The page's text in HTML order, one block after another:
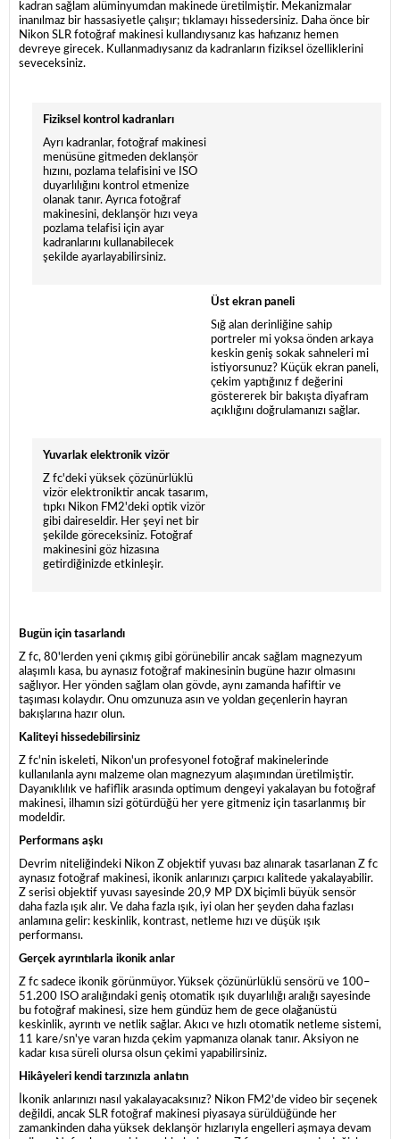
kadran sağlam alüminyumdan makinede üretilmiştir. Mekanizmalar
inanılmaz bir hassasiyetle çalışır; tıklamayı hissedersiniz. Daha önce bir
Nikon SLR fotoğraf makinesi kullandıysanız kas hafızanız hemen
devreye girecek. Kullanmadıysanız da kadranların fiziksel özelliklerini
seveceksiniz.
Fiziksel kontrol kadranları
Ayrı kadranlar, fotoğraf makinesi
menüsüne gitmeden deklanşör
hızını, pozlama telafisini ve ISO
duyarlılığını kontrol etmenize
olanak tanır. Ayrıca fotoğraf
makinesini, deklanşör hızı veya
pozlama telafisi için ayar
kadranlarını kullanabilecek
şekilde ayarlayabilirsiniz.
Üst ekran paneli
Sığ alan derinliğine sahip
portreler mi yoksa önden arkaya
keskin geniş sokak sahneleri mi
istiyorsunuz? Küçük ekran paneli,
çekim yaptığınız f değerini
göstererek bir bakışta diyafram
açıklığını doğrulamanızı sağlar.
Yuvarlak elektronik vizör
Z fc'deki yüksek çözünürlüklü
vizör elektroniktir ancak tasarım,
tıpkı Nikon FM2'deki optik vizör
gibi daireseldir. Her şeyi net bir
şekilde göreceksiniz. Fotoğraf
makinesini göz hizasına
getirdiğinizde etkinleşir.
Bugün için tasarlandı
Z fc, 80'lerden yeni çıkmış gibi görünebilir ancak sağlam magnezyum
alaşımlı kasa, bu aynasız fotoğraf makinesinin bugüne hazır olmasını
sağlıyor. Her yönden sağlam olan gövde, aynı zamanda hafiftir ve
taşıması kolaydır. Onu omzunuza asın ve yoldan geçenlerin hayran
bakışlarına hazır olun.
Kaliteyi hissedebilirsiniz
Z fc'nin iskeleti, Nikon'un profesyonel fotoğraf makinelerinde
kullanılanla aynı malzeme olan magnezyum alaşımından üretilmiştir.
Dayanıklılık ve hafiflik arasında optimum dengeyi yakalayan bu fotoğraf
makinesi, ilhamın sizi götürdüğü her yere gitmeniz için tasarlanmış bir
modeldir.
Performans aşkı
Devrim niteliğindeki Nikon Z objektif yuvası baz alınarak tasarlanan Z fc
aynasız fotoğraf makinesi, ikonik anlarınızı çarpıcı kalitede yakalayabilir.
Z serisi objektif yuvası sayesinde 20,9 MP DX biçimli büyük sensör
daha fazla ışık alır. Ve daha fazla ışık, iyi olan her şeyden daha fazlası
anlamına gelir: keskinlik, kontrast, netleme hızı ve düşük ışık
performansı.
Gerçek ayrıntılarla ikonik anlar
Z fc sadece ikonik görünmüyor. Yüksek çözünürlüklü sensörü ve 100–
51.200 ISO aralığındaki geniş otomatik ışık duyarlılığı aralığı sayesinde
bu fotoğraf makinesi, size hem gündüz hem de gece olağanüstü
keskinlik, ayrıntı ve netlik sağlar. Akıcı ve hızlı otomatik netleme sistemi,
11 kare/sn'ye varan hızda çekim yapmanıza olanak tanır. Aksiyon ne
kadar kısa süreli olursa olsun çekimi yapabilirsiniz.
Hikâyeleri kendi tarzınızla anlatın
İkonik anlarınızı nasıl yakalayacaksınız? Nikon FM2'de video bir seçenek
değildi, ancak SLR fotoğraf makinesi piyasaya sürüldüğünde her
zamankinden daha yüksek deklanşör hızlarıyla engelleri aşmaya devam